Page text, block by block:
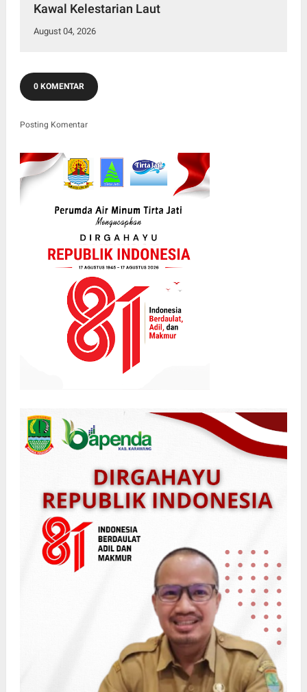
Kawal Kelestarian Laut
August 04, 2026
0 KOMENTAR
Posting Komentar